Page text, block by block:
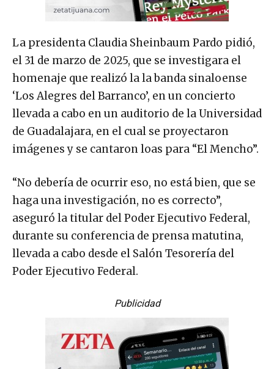
La presidenta Claudia Sheinbaum Pardo pidió,
el 31 de marzo de 2025, que se investigara el
homenaje que realizó la la banda sinaloense
‘Los Alegres del Barranco’, en un concierto
llevada a cabo en un auditorio de la Universidad
de Guadalajara, en el cual se proyectaron
imágenes y se cantaron loas para “El Mencho”.
“No debería de ocurrir eso, no está bien, que se
haga una investigación, no es correcto”,
aseguró la titular del Poder Ejecutivo Federal,
durante su conferencia de prensa matutina,
llevada a cabo desde el Salón Tesorería del
Poder Ejecutivo Federal.
Publicidad